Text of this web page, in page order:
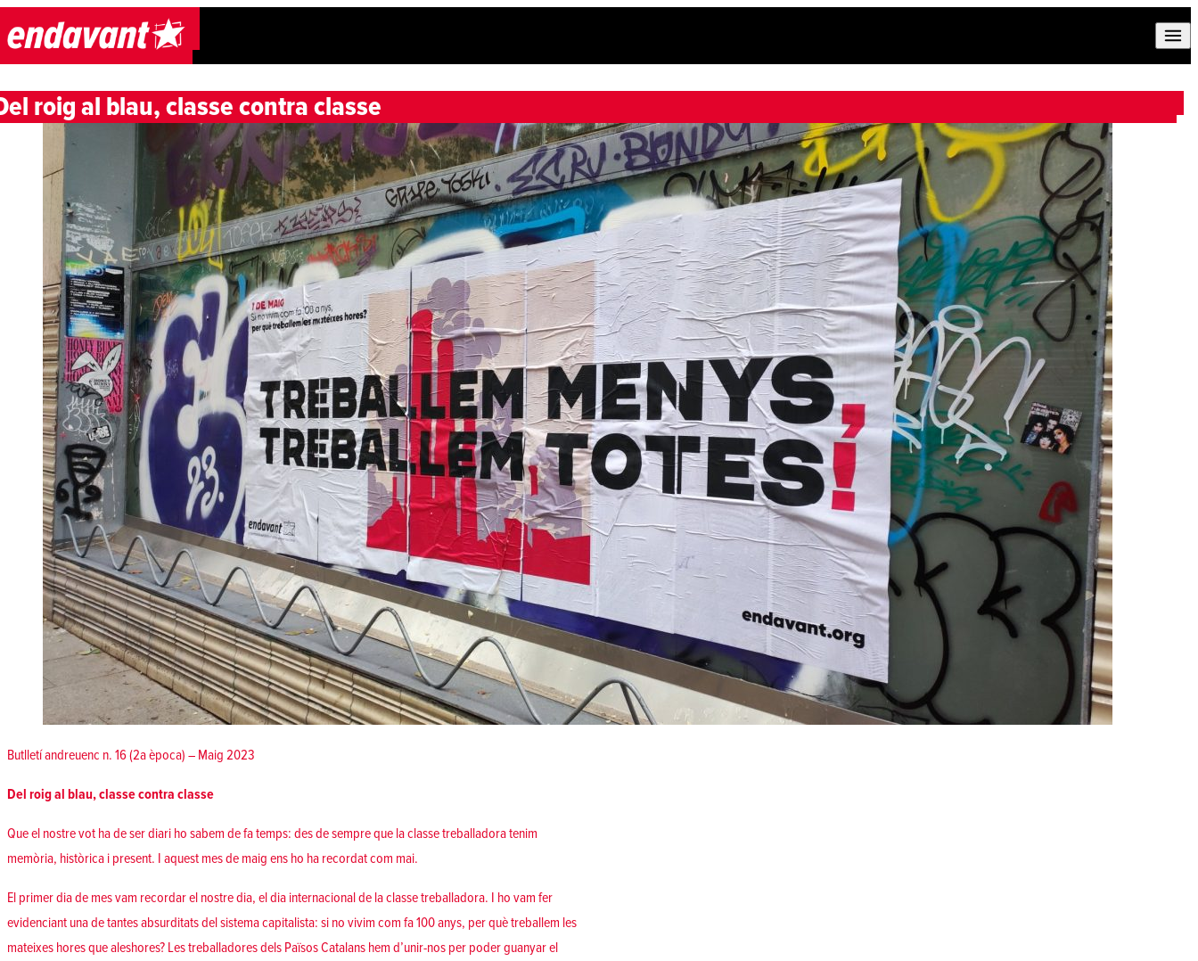
Skip to content
roig al blau, classe contra classe
Butlletí andreuenc n. 16 (2a època) – Maig 2023
Del roig al blau, classe contra classe
Que el nostre vot ha de ser diari ho sabem de fa temps: des de sempre que la classe treballadora tenim
memòria, històrica i present. I aquest mes de maig ens ho ha recordat com mai.
El primer dia de mes vam recordar el nostre dia, eldia internacional de la classe treballadora. I ho vam fer
evidenciant una de tantes absurditats del sistema capitalista: si no vivim com fa 100 anys, per què treballem les
mateixes hores que aleshores? Les treballadores dels Països Catalans hem d’unir-nos per poder guanyar el